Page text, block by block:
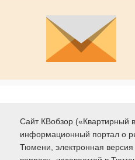
Сайт КВобзор («Квартирный
информационный портал о
Тюмени, электронная версия